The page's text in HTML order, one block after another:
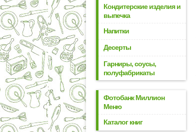
Кондитерские изделия и
выпечка
Напитки
Десерты
Гарниры, соусы,
полуфабрикаты
Фотобанк Миллион
Меню
Каталог книг